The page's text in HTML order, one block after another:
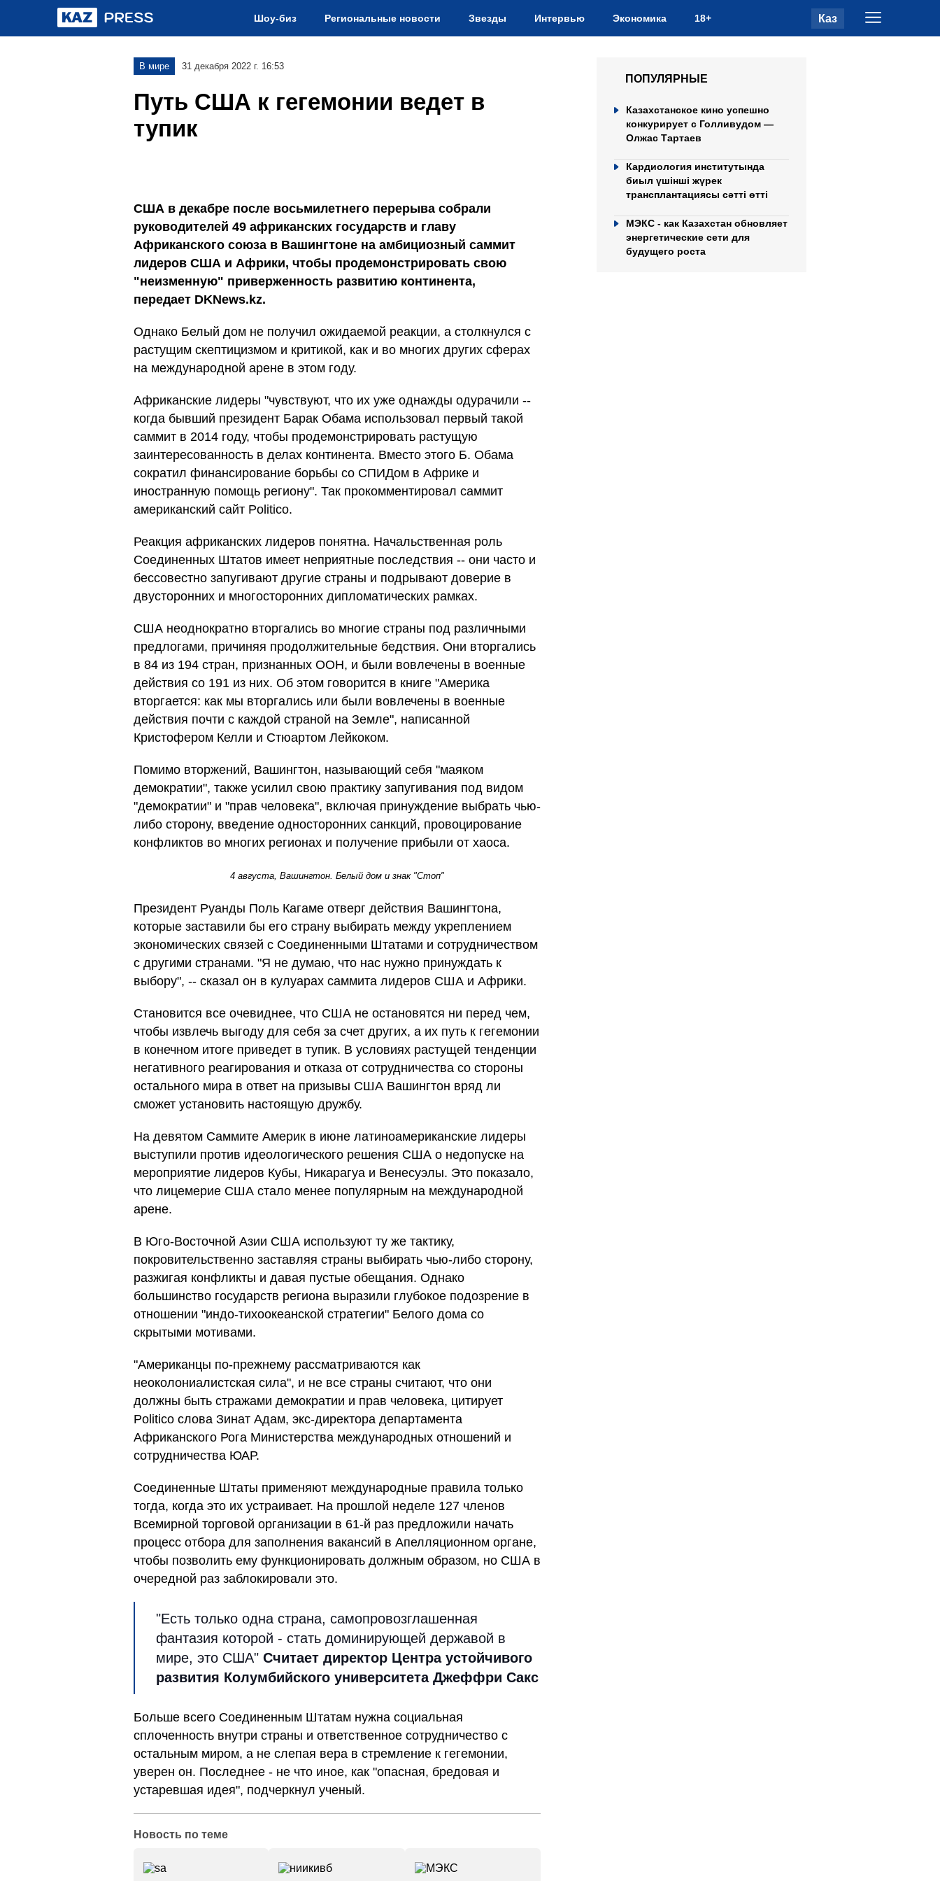
Шоу-биз Региональные новости Звезды Интервью Экономика 18+ Каз
В мире 31 декабря 2022 г. 16:53
Путь США к гегемонии ведет в
тупик
США в декабре после восьмилетнего перерыва собрали
руководителей 49 африканских государств и главу
Африканского союза в Вашингтоне на амбициозный саммит
лидеров США и Африки, чтобы продемонстрировать свою
"неизменную" приверженность развитию континента,
передает DKNews.kz.
Однако Белый дом не получил ожидаемой реакции, а столкнулся с
растущим скептицизмом и критикой, как и во многих других сферах
на международной арене в этом году.
Африканские лидеры "чувствуют, что их уже однажды одурачили --
когда бывший президент Барак Обама использовал первый такой
саммит в 2014 году, чтобы продемонстрировать растущую
заинтересованность в делах континента. Вместо этого Б. Обама
сократил финансирование борьбы со СПИДом в Африке и
иностранную помощь региону". Так прокомментировал саммит
американский сайт Politico.
Реакция африканских лидеров понятна. Начальственная роль
Соединенных Штатов имеет неприятные последствия -- они часто и
бессовестно запугивают другие страны и подрывают доверие в
двусторонних и многосторонних дипломатических рамках.
США неоднократно вторгались во многие страны под различными
предлогами, причиняя продолжительные бедствия. Они вторгались
в 84 из 194 стран, признанных ООН, и были вовлечены в военные
действия со 191 из них. Об этом говорится в книге "Америка
вторгается: как мы вторгались или были вовлечены в военные
действия почти с каждой страной на Земле", написанной
Кристофером Келли и Стюартом Лейкоком.
Помимо вторжений, Вашингтон, называющий себя "маяком
демократии", также усилил свою практику запугивания под видом
"демократии" и "прав человека", включая принуждение выбрать чью-
либо сторону, введение односторонних санкций, провоцирование
конфликтов во многих регионах и получение прибыли от хаоса.
4 августа, Вашингтон. Белый дом и знак "Стоп"
Президент Руанды Поль Кагаме отверг действия Вашингтона,
которые заставили бы его страну выбирать между укреплением
экономических связей с Соединенными Штатами и сотрудничеством
с другими странами. "Я не думаю, что нас нужно принуждать к
выбору", -- сказал он в кулуарах саммита лидеров США и Африки.
Становится все очевиднее, что США не остановятся ни перед чем,
чтобы извлечь выгоду для себя за счет других, а их путь к гегемонии
в конечном итоге приведет в тупик. В условиях растущей тенденции
негативного реагирования и отказа от сотрудничества со стороны
остального мира в ответ на призывы США Вашингтон вряд ли
сможет установить настоящую дружбу.
На девятом Саммите Америк в июне латиноамериканские лидеры
выступили против идеологического решения США о недопуске на
мероприятие лидеров Кубы, Никарагуа и Венесуэлы. Это показало,
что лицемерие США стало менее популярным на международной
арене.
В Юго-Восточной Азии США используют ту же тактику,
покровительственно заставляя страны выбирать чью-либо сторону,
разжигая конфликты и давая пустые обещания. Однако
большинство государств региона выразили глубокое подозрение в
отношении "индо-тихоокеанской стратегии" Белого дома со
скрытыми мотивами.
"Американцы по-прежнему рассматриваются как
неоколониалистская сила", и не все страны считают, что они
должны быть стражами демократии и прав человека, цитирует
Politico слова Зинат Адам, экс-директора департамента
Африканского Рога Министерства международных отношений и
сотрудничества ЮАР.
Соединенные Штаты применяют международные правила только
тогда, когда это их устраивает. На прошлой неделе 127 членов
Всемирной торговой организации в 61-й раз предложили начать
процесс отбора для заполнения вакансий в Апелляционном органе,
чтобы позволить ему функционировать должным образом, но США в
очередной раз заблокировали это.
"Есть только одна страна, самопровозглашенная
фантазия которой - стать доминирующей державой в
мире, это США" Считает директор Центра устойчивого
развития Колумбийского университета Джеффри Сакс
Больше всего Соединенным Штатам нужна социальная
сплоченность внутри страны и ответственное сотрудничество с
остальным миром, а не слепая вера в стремление к гегемонии,
уверен он. Последнее - не что иное, как "опасная, бредовая и
устаревшая идея", подчеркнул ученый.
Новость по теме
ПОПУЛЯРНЫЕ
Казахстанское кино успешно
конкурирует с Голливудом —
Олжас Тартаев
Кардиология институтында
биыл үшінші жүрек
трансплантациясы сәтті өтті
МЭКС - как Казахстан обновляет
энергетические сети для
будущего роста